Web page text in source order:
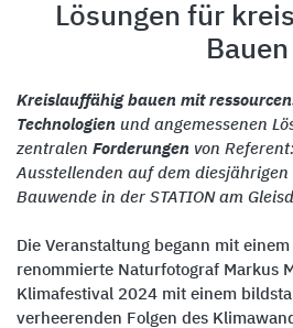
Lösungen für
Bauen
Kreislauffähig bauen mit
Technologien und angemessenen
zentralen Forderungen von
Ausstellenden auf dem
Bauwende in der STATION am
Die Veranstaltung begann mit
renommierte Naturfotograf Markus
Klimafestival 2024 mit einem
verheerenden Folgen des